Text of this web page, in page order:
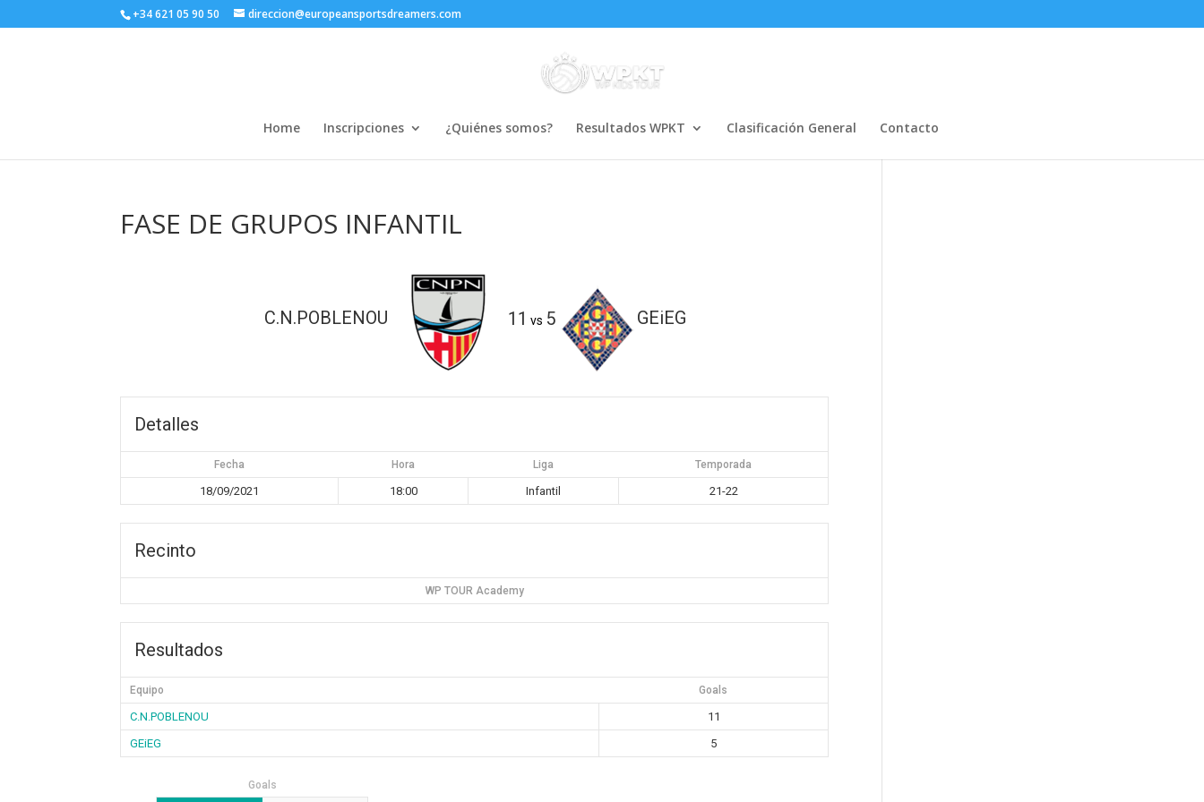
+34 621 05 90 50 direccion@europeansportsdreamers.com
Home Inscripciones ¿Quiénes somos? Resultados WPKT Clasificación General Contacto
FASE DE GRUPOS INFANTIL
C.N.POBLENOU 11 vs 5 GEiEG
Detalles
Fecha Hora Liga Temporada
18/09/2021 18:00 Infantil 21-22
Recinto
WP TOUR Academy
Resultados
Equipo Goals
C.N.POBLENOU
11
GEiEG
5
Goals